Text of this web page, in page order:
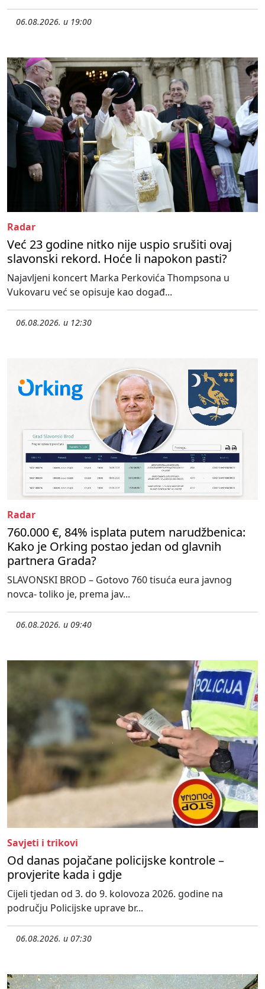
06.08.2026. u 19:00
Radar
Već 23 godine nitko nije uspio srušiti ovaj
slavonski rekord. Hoće li napokon pasti?
Najavljeni koncert Marka Perkovića Thompsona u
Vukovaru već se opisuje kao događ...
06.08.2026. u 12:30
Radar
760.000 €, 84% isplata putem narudžbenica:
Kako je Orking postao jedan od glavnih
partnera Grada?
SLAVONSKI BROD – Gotovo 760 tisuća eura javnog
novca- toliko je, prema jav...
06.08.2026. u 09:40
Savjeti i trikovi
Od danas pojačane policijske kontrole –
provjerite kada i gdje
Cijeli tjedan od 3. do 9. kolovoza 2026. godine na
području Policijske uprave br...
06.08.2026. u 07:30